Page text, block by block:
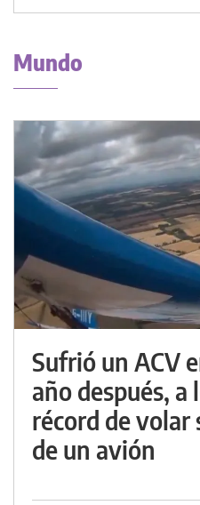
Mundo
Sufrió un ACV
año después, a
récord de volar
de un avión